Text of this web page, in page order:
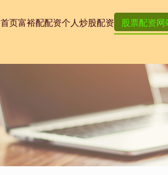
首页富裕配配资个人炒股配资 股票配资